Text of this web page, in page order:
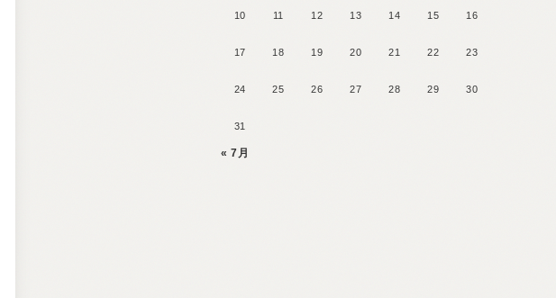
10 11 12 13 14 15 16
17 18 19 20 21 22 23
24 25 26 27 28 29 30
31
« 7月